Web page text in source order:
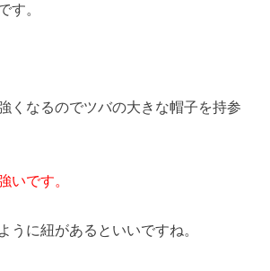
す。
くなるのでツバの大きな帽子を持参
いです。
うに紐があるといいですね。